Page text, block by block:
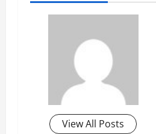
View All Posts